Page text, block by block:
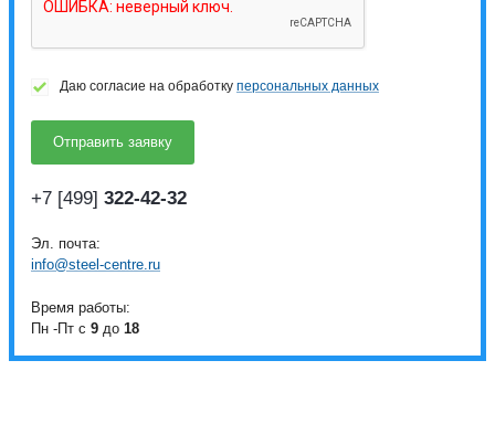
Даю согласие на обработку персональных данных
+7 [499] 322-42-32
Эл. почта:
info@steel-centre.ru
Время работы:
Пн -Пт с 9 до 18